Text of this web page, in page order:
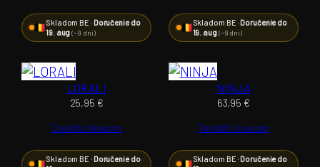
Skladom BE ·Doručenie do
19. aug(~9 dní)
Skladom BE ·Doručenie do
19. aug(~9 dní)
LORALI
25,95 €
Tovább olvasom
Skladom BE ·Doručenie do
NINJA
63,95 €
Tovább olvasom
Skladom BE ·Doručenie do